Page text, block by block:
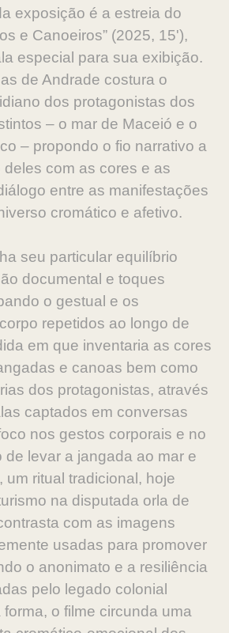
exposição é a estreia do
e Canoeiros” (2025, 15'),
especial para sua exibição.
de Andrade costura o
dos protagonistas dos
– o mar de Maceió e o
– propondo o fio narrativo a
deles com as cores e as
entre as manifestações
cromático e afetivo.
seu particular equilíbrio
documental e toques
o gestual e os
repetidos ao longo de
em que inventaria as cores
e canoas bem como
dos protagonistas, através
captados em conversas
nos gestos corporais e no
de levar a jangada ao mar e
um ritual tradicional, hoje
na disputada orla de
com as imagens
usadas para promover
o anonimato e a resiliência
pelo legado colonial
forma, o filme circunda uma